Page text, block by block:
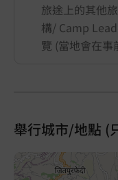
旅途上的其他
構/ Camp
覽 (當地會在
舉行城市/地點 (